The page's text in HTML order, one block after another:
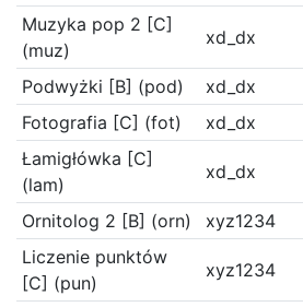
Muzyka pop 2 [C]
(muz)
xd_dx
Podwyżki [B] (pod) xd_dx
Fotografia [C] (fot)
xd_dx
Łamigłówka [C]
(lam)
xd_dx
Ornitolog 2 [B] (orn) xyz1234
Liczenie punktów
[C] (pun)
xyz1234